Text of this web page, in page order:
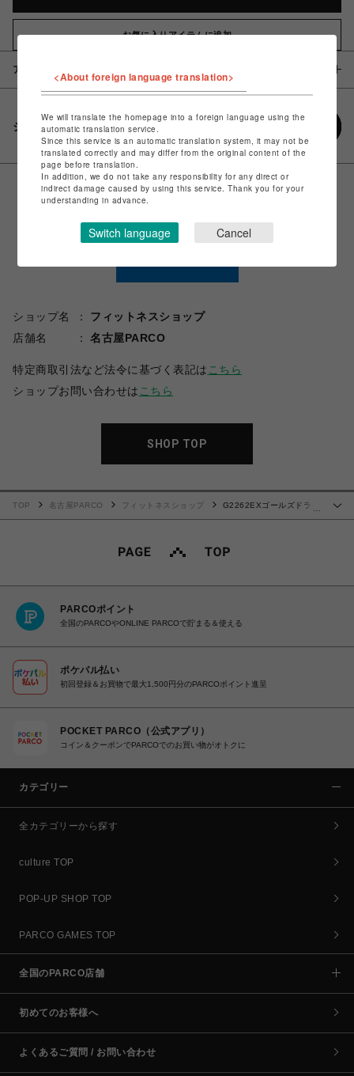
お気に入りアイテムに追加
アイテム説明 / 素材
シェアする
ショップ名
フィットネスショップ
店舗名
名古屋PARCO
特定商取引法など法令に基づく表記は こちら
ショップお問い合わせは こちら
SHOP TOP
TOP 名古屋PARCO フィットネスショップ
G2262EXゴールズドライ
PARCOポイント
全国のPARCOやONLINE PARCOで貯まる＆使える
ポケパル払い
初回登録＆お買物で最大1,500円分のPARCOポイント進呈
POCKET PARCO（公式アプリ）
コイン＆クーポンでPARCOでのお買い物がオトクに
カテゴリー
全カテゴリーから探す
culture TOP
POP-UP SHOP TOP
PARCO GAMES TOP
全国のPARCO店舗
初めてのお客様へ
よくあるご質問 / お問い合わせ
<About foreign language translation>
We will translate the homepage into a foreign language using the
automatic translation service.
Since this service is an automatic translation system, it may not be
translated correctly and may differ from the original content of the
page before translation.
In addition, we do not take any responsibility for any direct or
indirect damage caused by using this service. Thank you for your
understanding in advance.
Switch language Cancel